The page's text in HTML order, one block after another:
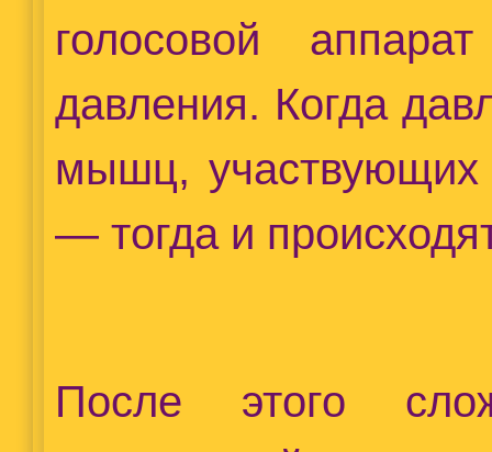
голосовой
давления. Когда
мышц, участвующих
— тогда и
После этого